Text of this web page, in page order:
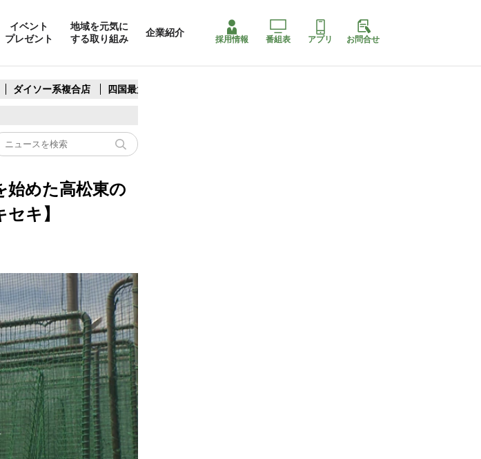
イベント
プレゼント
地域を元気に
する取り組み
企業紹介
採用情報 番組表 アプリ お問合せ
ダイソー系複合店 四国最大スリコ
始めた高松東の
キ】